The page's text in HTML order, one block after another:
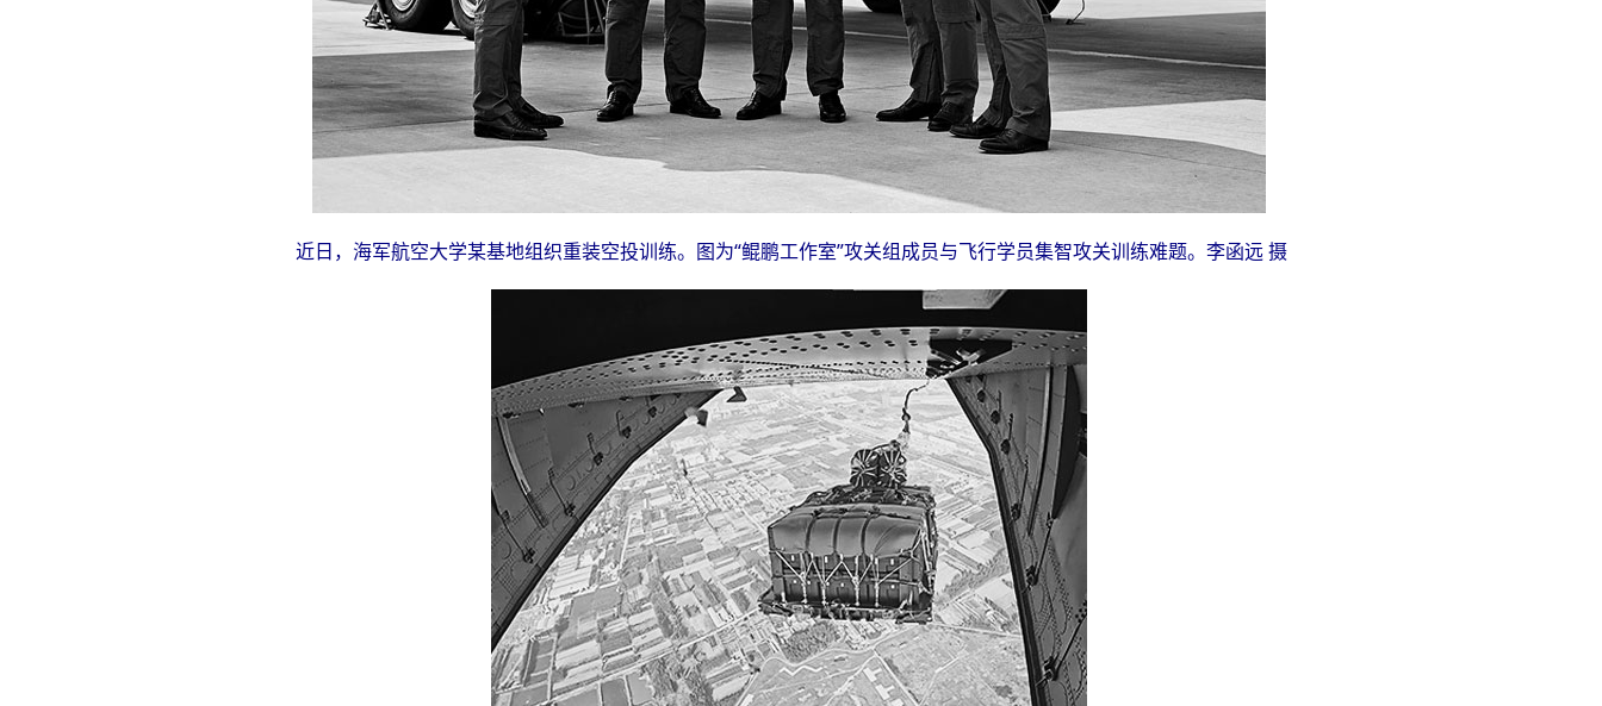
近日，海军航空大学某基地组织重装空投训练。图为“鲲鹏工作室”攻关组成员与飞行学员集智攻关训练难题。李函远 摄